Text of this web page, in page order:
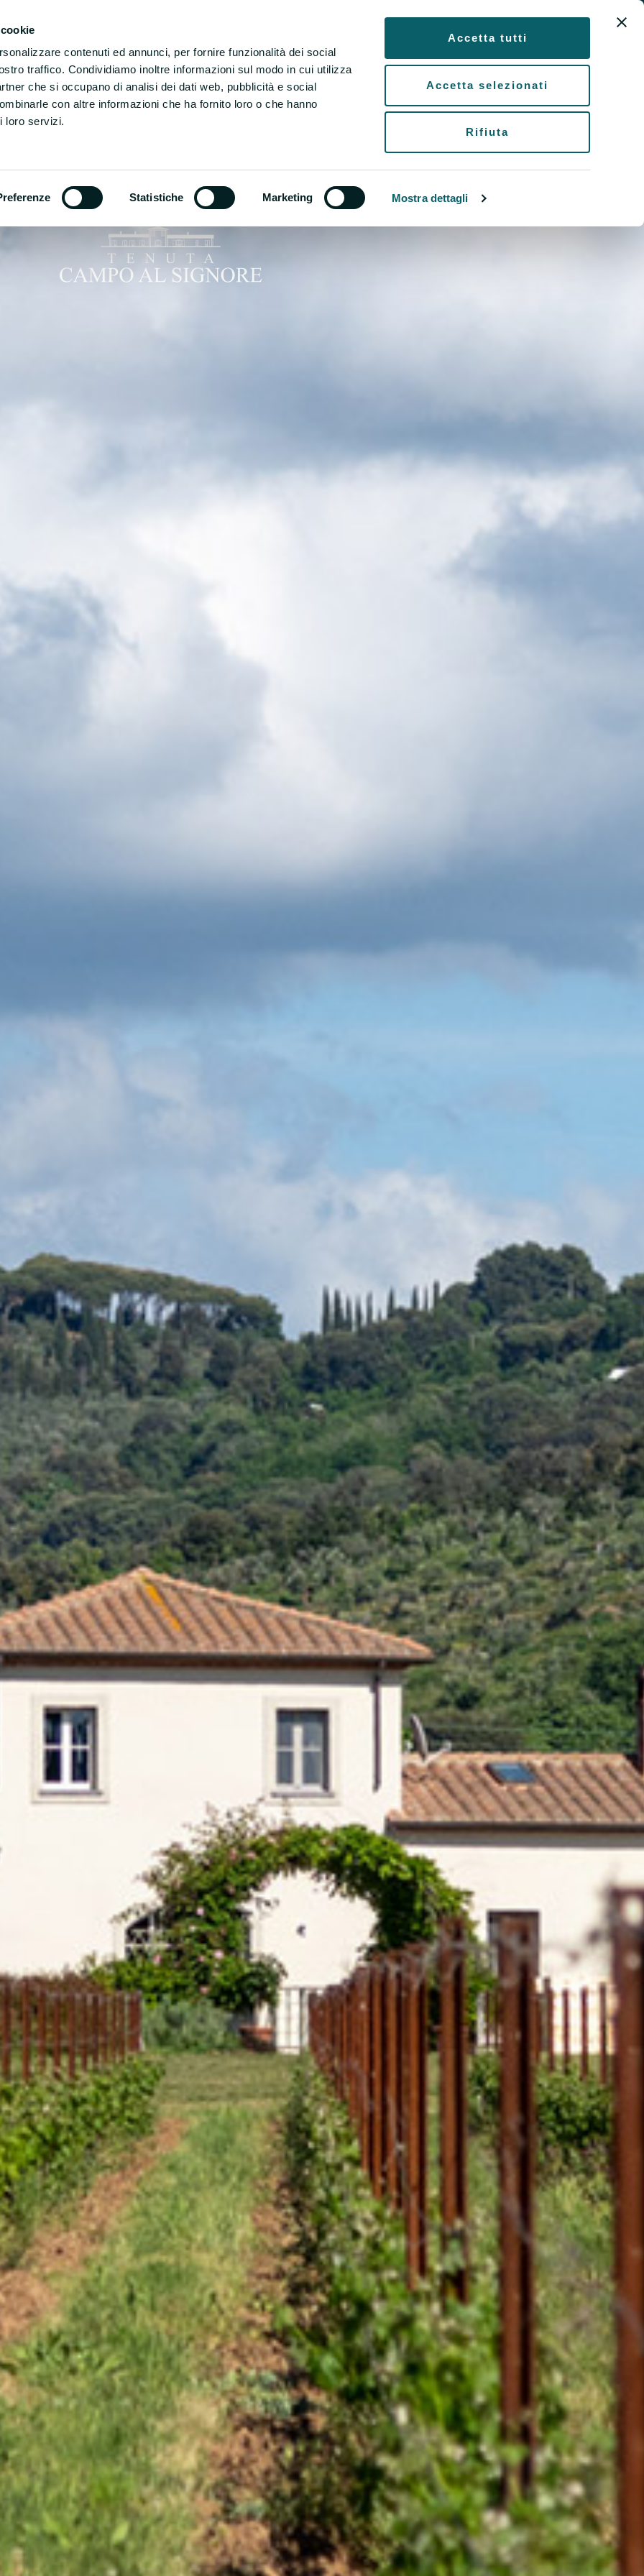
contenuti ed annunci, per fornire funzionalità dei social
traffico. Condividiamo inoltre informazioni sul modo in cui utilizza
che si occupano di analisi dei dati web, pubblicità e social
con altre informazioni che ha fornito loro o che hanno
loro servizi.
Statistiche Marketing Mostra dettagli
Accetta tutti
Accetta selezionati
Rifiuta